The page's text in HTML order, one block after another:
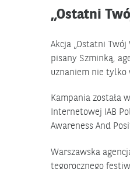
„Ostatni
Akcja „Ostatni
pisany Szminką,
uznaniem nie tylko
Kampania została
Internetowej IAB
Awareness And
Warszawska
tegorocznego